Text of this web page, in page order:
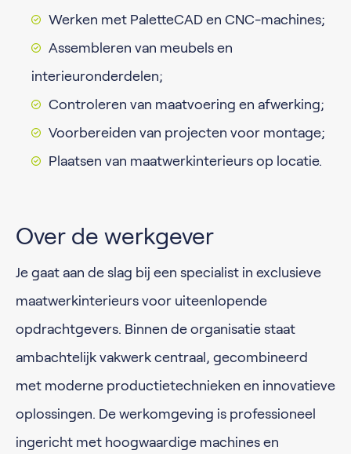
Werken met PaletteCAD en CNC-machines;
Assembleren van meubels en
interieuronderdelen;
Controleren van maatvoering en afwerking;
Voorbereiden van projecten voor montage;
Plaatsen van maatwerkinterieurs op locatie.
Over de werkgever
Je gaat aan de slag bij een specialist in exclusieve
maatwerkinterieurs voor uiteenlopende
opdrachtgevers. Binnen de organisatie staat
ambachtelijk vakwerk centraal, gecombineerd
met moderne productietechnieken en innovatieve
oplossingen. De werkomgeving is professioneel
ingericht met hoogwaardige machines en